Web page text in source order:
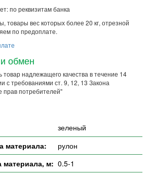
по реквизитам банка
товары вес которых более 20 кг, отрезной
по предоплате.
обмен
надлежащего качества в течение 14
с требованиями ст. 9, 12, 13 Закона
потребителей"
зеленый
материала:
рулон
м: 0.5-1